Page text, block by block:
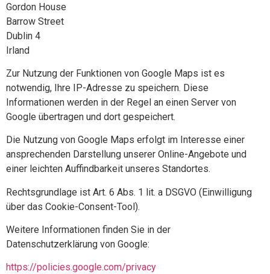
Gordon House
Barrow Street
Dublin 4
Irland
Zur Nutzung der Funktionen von Google Maps ist es
notwendig, Ihre IP-Adresse zu speichern. Diese
Informationen werden in der Regel an einen Server von
Google übertragen und dort gespeichert.
Die Nutzung von Google Maps erfolgt im Interesse einer
ansprechenden Darstellung unserer Online-Angebote und
einer leichten Auffindbarkeit unseres Standortes.
Rechtsgrundlage ist Art. 6 Abs. 1 lit. a DSGVO (Einwilligung
über das Cookie-Consent-Tool).
Weitere Informationen finden Sie in der
Datenschutzerklärung von Google:
https://policies.google.com/privacy